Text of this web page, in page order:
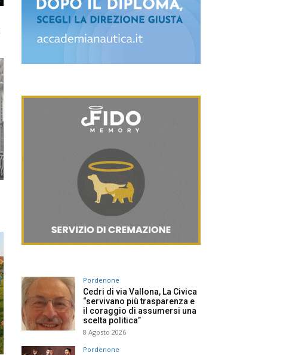
Pordenone
Cedri di via Vallona, La Civica
“servivano più trasparenza e
il coraggio di assumersi una
scelta politica”
8 Agosto 2026
Pordenone